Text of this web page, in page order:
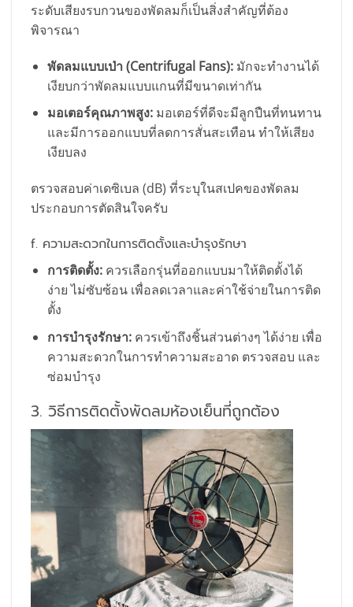
ระดับเสียงรบกวนของพัดลมก็เป็นสิ่งสำคัญที่ต้อง
พิจารณา
พัดลมแบบเป่า (Centrifugal Fans):มักจะทำงานได้
เงียบกว่าพัดลมแบบแกนที่มีขนาดเท่ากัน
มอเตอร์คุณภาพสูง:มอเตอร์ที่ดีจะมีลูกปืนที่ทนทาน
และมีการออกแบบที่ลดการสั่นสะเทือน ทำให้เสียง
เงียบลง
ตรวจสอบค่าเดซิเบล (dB) ที่ระบุในสเปคของพัดลม
ประกอบการตัดสินใจครับ
f. ความสะดวกในการติดตั้งและบำรุงรักษา
การติดตั้ง:ควรเลือกรุ่นที่ออกแบบมาให้ติดตั้งได้
ง่าย ไม่ซับซ้อน เพื่อลดเวลาและค่าใช้จ่ายในการติด
ตั้ง
การบำรุงรักษา:ควรเข้าถึงชิ้นส่วนต่างๆ ได้ง่าย เพื่อ
ความสะดวกในการทำความสะอาด ตรวจสอบ และ
ซ่อมบำรุง
3. วิธีการติดตั้งพัดลมห้องเย็นที่ถูกต้อง